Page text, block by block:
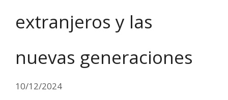
extranjeros y las
nuevas generaciones
10/12/2024